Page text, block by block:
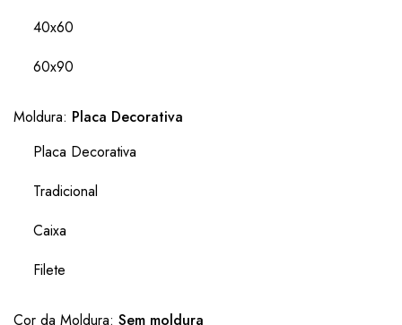
40x60
60x90
Moldura: Placa Decorativa
Placa Decorativa
Tradicional
Caixa
Filete
Cor da Moldura: Sem moldura